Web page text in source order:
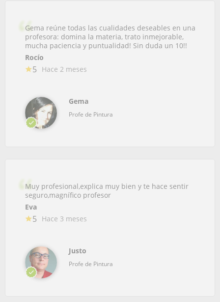
Gema reúne todas las cualidades deseables en una
profesora: domina la materia, trato inmejorable,
mucha paciencia y puntualidad! Sin duda un 10!!
Rocío
5 Hace 2 meses
Gema
Profe de Pintura
Muy profesional,explica muy bien y te hace sentir
seguro,magnífico profesor
Eva
5 Hace 3 meses
Justo
Profe de Pintura